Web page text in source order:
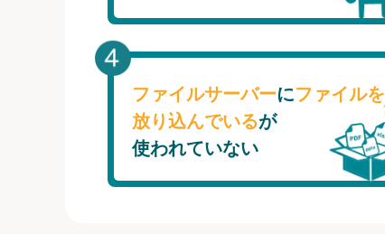
ファイルサーバーにファイルを
放り込んでいるが
使われていない